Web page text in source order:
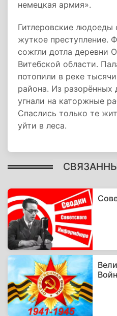
немецкая армия».
Гитлеровские
жуткое преступление.
сожгли дотла деревни
Витебской области.
потопили в реке
района. Из разорённых
угнали на каторжные
Спаслись только те
уйти в леса.